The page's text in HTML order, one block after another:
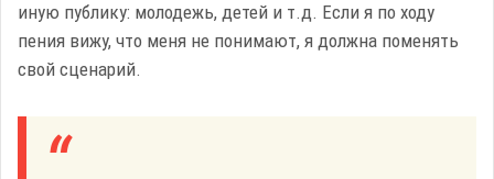
иную публику: молодежь, детей и т.д. Если я по ходу
пения вижу, что меня не понимают, я должна поменять
свой сценарий.